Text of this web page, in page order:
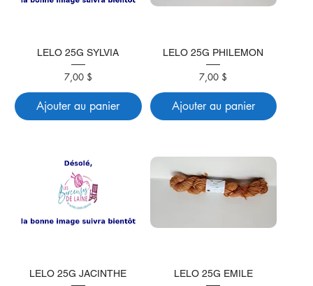
LELO 25G SYLVIA
Prix
7,00 $
Ajouter au panier
LELO 25G PHILEMON
Prix
7,00 $
Ajouter au panier
LELO 25G JACINTHE LELO 25G EMILE